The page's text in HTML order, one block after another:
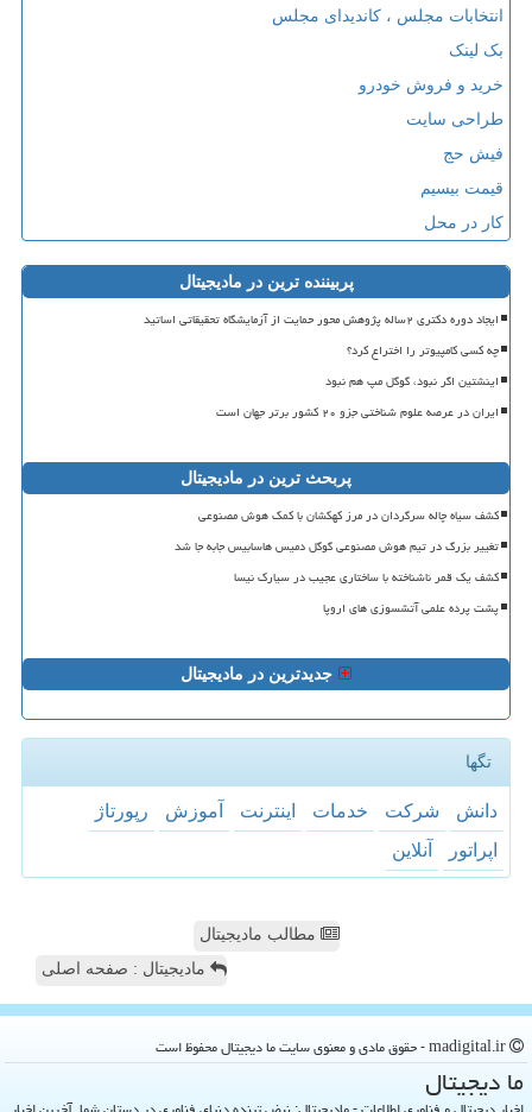
انتخابات مجلس ، کاندیدای مجلس
بک لینک
خرید و فروش خودرو
طراحی سایت
فیش حج
قیمت بیسیم
کار در محل
پربیننده ترین در مادیجیتال
ایجاد دوره دکتری ۲ساله پژوهش محور حمایت از آزمایشگاه تحقیقاتی اساتید
چه کسی کامپیوتر را اختراع کرد؟
اینشتین اگر نبود، گوگل مپ هم نبود
ایران در عرصه علوم شناختی جزو ۲۰ کشور برتر جهان است
پربحث ترین در مادیجیتال
کشف سیاه چاله سرگردان در مرز کهکشان با کمک هوش مصنوعی
تغییر بزرگ در تیم هوش مصنوعی گوگل دمیس هاسابیس جابه جا شد
کشف یک قمر ناشناخته با ساختاری عجیب در سیارک نیسا
پشت پرده علمی آتشسوزی های اروپا
جدیدترین در مادیجیتال
تگها
دانش شركت خدمات اینترنت آموزش
رپورتاژ
اپراتور
آنلاین
مطالب مادیجیتال
مادیجیتال : صفحه اصلی
ما دیجیتال